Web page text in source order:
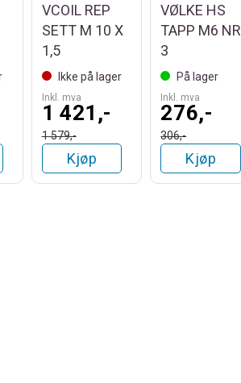
VCOIL REP
SETT M 10 X
1,5
Ikke på lager
Inkl. mva
1 421,-
1 579,-
Kjøp
VØLKE HS
TAPP M6 NR
3
På lager
Inkl. mva
276,-
306,-
Kjøp